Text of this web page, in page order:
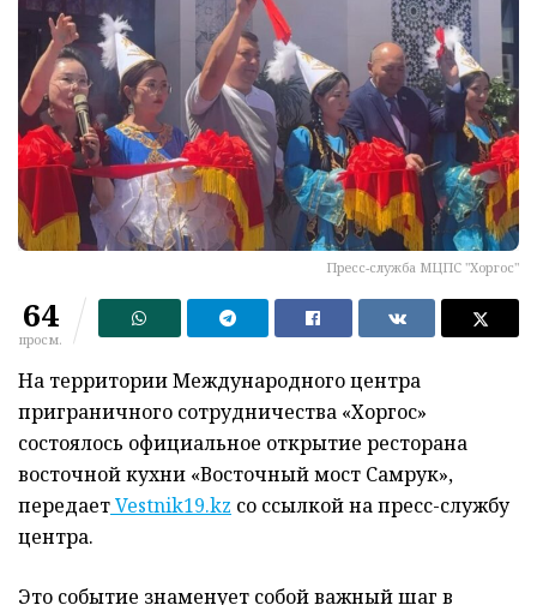
Пресс-служба МЦПС "Хоргос"
64
просм.
На территории Международного центра
приграничного сотрудничества «Хоргос»
состоялось официальное открытие ресторана
восточной кухни «Восточный мост Самрук»,
передаетVestnik19.kz со ссылкой на пресс-службу
центра.
Это событие знаменует собой важный шаг в